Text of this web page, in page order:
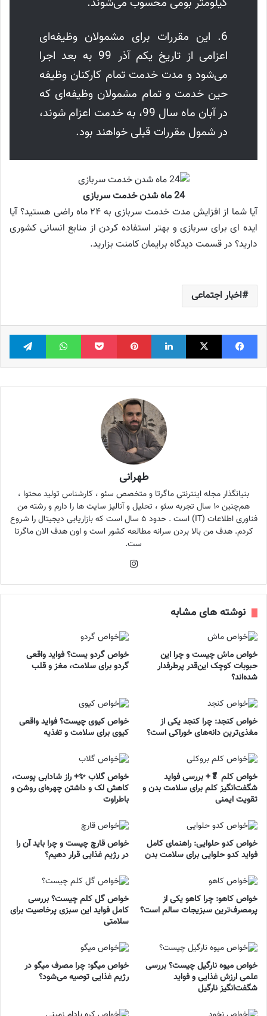
6. این مقررات برای مشمولان وظیفه‌ای
اعزامی از تاریخ یکم آذر 99 به بعد اجرا
می‌شود و مدت خدمت تمام کارکنان وظیفه
حین خدمت و تمام مشمولان وظیفه‌ای که
در آبان ماه سال 99، به خدمت اعزام شوند،
در شمول مقررات قبلی خواهند بود.
24 ماه شدن خدمت سربازی
آیا شما از افزایش مدت خدمت سربازی به ۲۴ ماه راضی هستید؟ آیا
ایده ای برای سربازی و بهتر استفاده کردن از منابع انسانی کشوری
دارید؟ در قسمت دیدگاه برایمان کامنت بزارید.
اخبار اجتماعی
فیس بوک X لینکدین ‫پین‌ترست پاکت واتس آپ
طهرانی
بنیانگذار مجله اینترنتی ماگرتا و متخصص سئو ، کارشناس تولید محتوا ،
هم‌چنین ۱۰ سال تجربه سئو ، تحلیل و آنالیز سایت ها را دارم و رشته من
فناوری اطلاعات (IT) است . حدود ۵ سال است که بازاریابی دیجیتال را شروع
کردم. هدف من بالا بردن سرانه مطالعه کشور است و اون هدف الان ماگرتا
ست.
نوشته های مشابه
خواص ماش چیست و چرا این
حبوبات کوچک این‌قدر پرطرفدار
شده‌اند؟
خواص گردو یست؟ فواید واقعی
گردو برای سلامت، مغز و قلب
خواص کنجد: چرا کنجد یکی از
مغذی‌ترین دانه‌های خوراکی است؟
خواص کیوی چیست؟ فواید واقعی
کیوی برای سلامت و تغذیه
خواص کلم 🥬+ بررسی فواید
شگفت‌انگیز کلم برای سلامت بدن و
تقویت ایمنی
خواص گلاب ✨+ راز شادابی پوست،
کاهش لک و داشتن چهره‌ای روشن و
باطراوت
خواص کدو حلوایی: راهنمای کامل
فواید کدو حلوایی برای سلامت بدن
خواص قارچ چیست و چرا باید آن را
در رژیم غذایی قرار دهیم؟
خواص کاهو: چرا کاهو یکی از
پرمصرف‌ترین سبزیجات سالم است؟
خواص گل کلم چیست؟ بررسی
کامل فواید این سبزی پرخاصیت برای
سلامتی
خواص میوه نارگیل چیست؟ بررسی
علمی ارزش غذایی و فواید
شگفت‌انگیز نارگیل
خواص میگو: چرا مصرف میگو در
رژیم غذایی توصیه می‌شود؟